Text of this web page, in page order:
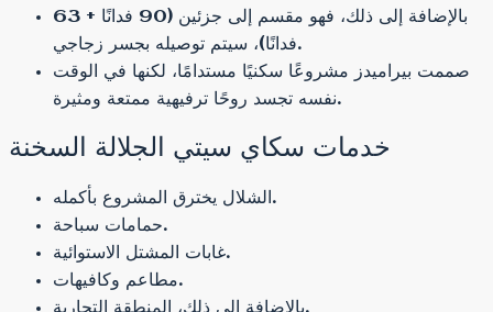
بالإضافة إلى ذلك، فهو مقسم إلى جزئين (90 فدانًا + 63
فدانًا)، سيتم توصيله بجسر زجاجي.
صممت بيراميدز مشروعًا سكنيًا مستدامًا، لكنها في الوقت
نفسه تجسد روحًا ترفيهية ممتعة ومثيرة.
خدمات سكاي سيتي الجلالة السخنة
الشلال يخترق المشروع بأكمله.
حمامات سباحة.
غابات المشتل الاستوائية.
مطاعم وكافيهات.
بالإضافة إلى ذلك، المنطقة التجارية.